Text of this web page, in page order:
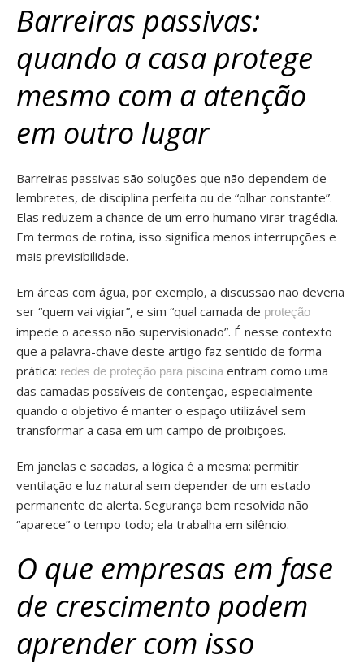
Barreiras passivas:
quando a casa protege
mesmo com a atenção
em outro lugar
Barreiras passivas são soluções que não dependem de
lembretes, de disciplina perfeita ou de “olhar constante”.
Elas reduzem a chance de um erro humano virar tragédia.
Em termos de rotina, isso significa menos interrupções e
mais previsibilidade.
Em áreas com água, por exemplo, a discussão não deveria
ser “quem vai vigiar”, e sim “qual camada de proteção
impede o acesso não supervisionado”. É nesse contexto
que a palavra-chave deste artigo faz sentido de forma
prática: redes de proteção para piscinaentram como uma
das camadas possíveis de contenção, especialmente
quando o objetivo é manter o espaço utilizável sem
transformar a casa em um campo de proibições.
Em janelas e sacadas, a lógica é a mesma: permitir
ventilação e luz natural sem depender de um estado
permanente de alerta. Segurança bem resolvida não
“aparece” o tempo todo; ela trabalha em silêncio.
O que empresas em fase
de crescimento podem
aprender com isso